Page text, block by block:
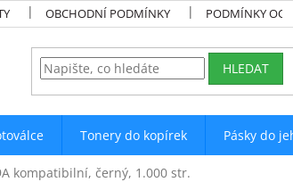
OBCHODNÍ PODMÍNKY PODMÍNKY
HLEDAT
Tonery do kopírek Pásky do
kompatibilní, černý, 1.000 str.